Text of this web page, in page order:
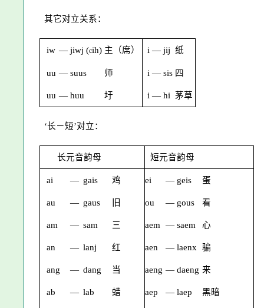
其它对立关系：
iw — jiwj (cih) 主（席） i — jij 纸
uu — suus 师 i — sis 四
uu — huu 圩 i — hi 茅草
‘长－短’对立：
长元音韵母 短元音韵母
ai — gais 鸡 ei — geis 蛋
au — gaus 旧 ou — gous 看
am — sam 三 aem — saem 心
an — lanj 红 aen — laenx 骗
ang — dang 当 aeng — daeng 来
ab — lab 蜡 aep — laep 黑暗